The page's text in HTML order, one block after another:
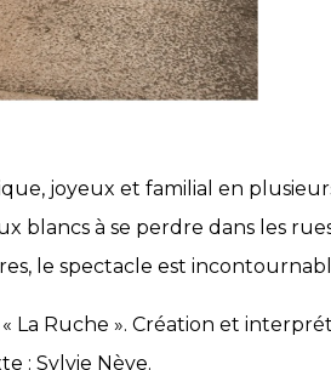
joyeux et familial en
blancs à se perdre dans les
le spectacle est
La Ruche ». Création et
: Sylvie Nève.